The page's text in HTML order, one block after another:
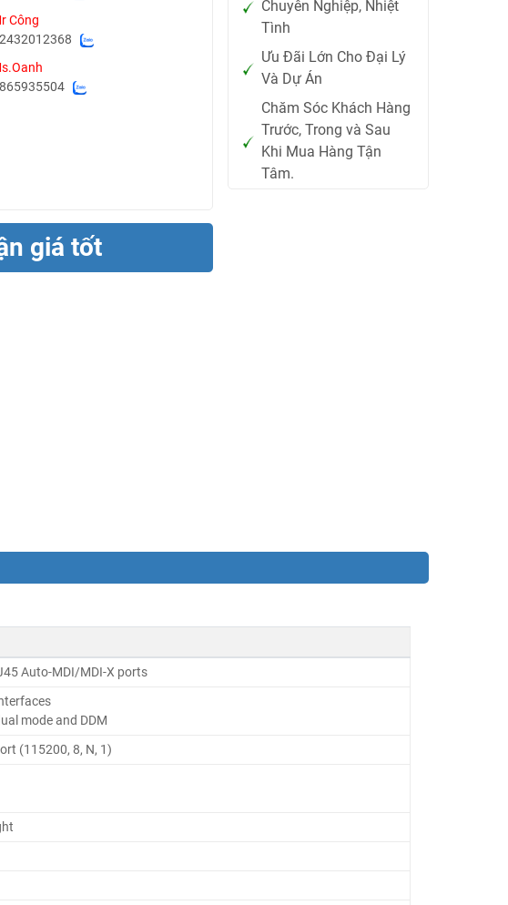
Công
giá tốt
Chuyên Nghiệp, Nhiệt
Tình
Ưu Đãi Lớn Cho Đại Lý
Và Dự Án
Chăm Sóc Khách Hàng
Trước, Trong và Sau
Khi Mua Hàng Tận
Tâm.
Auto-MDI/MDI-X ports
mode and DDM
(115200, 8, N, 1)